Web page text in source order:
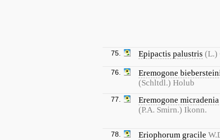
75. Epipactis palustris (L.)
76.
Eremogone
(Schltdl.) Holub
77.
Eremogone micradenia
(P.A. Smirn.) Ikonn.
78. Eriophorum gracile